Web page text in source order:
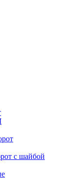
с шайбой